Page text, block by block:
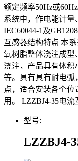
额定频率50Hz或
系统中，作电能计量
IEC60044-1及
互感器结构特点 本
氧树脂整体浇注成型
浇注，产品具有体积
等。具有具有耐电弧
点，适合安装各个位
用。 LZZBJ4-35电
型号:
LZZBJ4-